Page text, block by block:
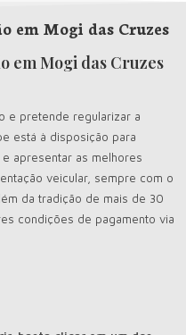
em Mogi das Cruzes
em Mogi das Cruzes
e pretende regularizar a
está à disposição para
apresentar as melhores
veicular, sempre com o
da tradição de mais de 30
condições de pagamento via